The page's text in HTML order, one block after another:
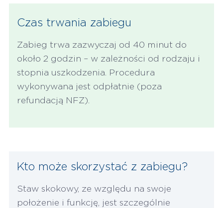
Czas trwania zabiegu
Zabieg trwa zazwyczaj od 40 minut do
około 2 godzin – w zależności od rodzaju i
stopnia uszkodzenia. Procedura
wykonywana jest odpłatnie (poza
refundacją NFZ).
Kto może skorzystać z zabiegu?
Staw skokowy, ze względu na swoje
położenie i funkcję, jest szczególnie